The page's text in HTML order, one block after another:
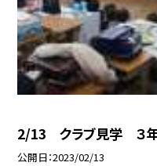
2/13 クラブ見学 ３
公開日 2023/02/13